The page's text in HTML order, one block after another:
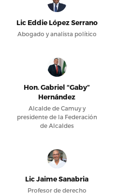
Lic Eddie López Serrano
Abogado y analista político
Hon. Gabriel “Gaby”
Hernández
Alcalde de Camuy y
presidente de la Federación
de Alcaldes
Lic Jaime Sanabria
Profesor de derecho